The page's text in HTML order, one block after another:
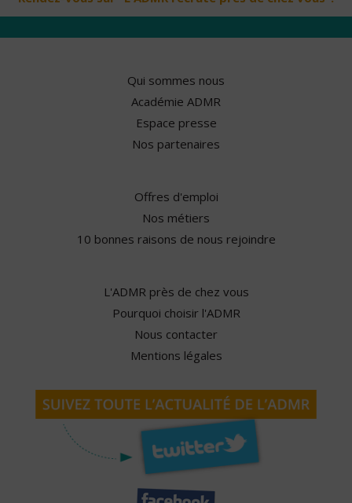
Qui sommes nous
Académie ADMR
Espace presse
Nos partenaires
Offres d'emploi
Nos métiers
10 bonnes raisons de nous rejoindre
L'ADMR près de chez vous
Pourquoi choisir l'ADMR
Nous contacter
Mentions légales